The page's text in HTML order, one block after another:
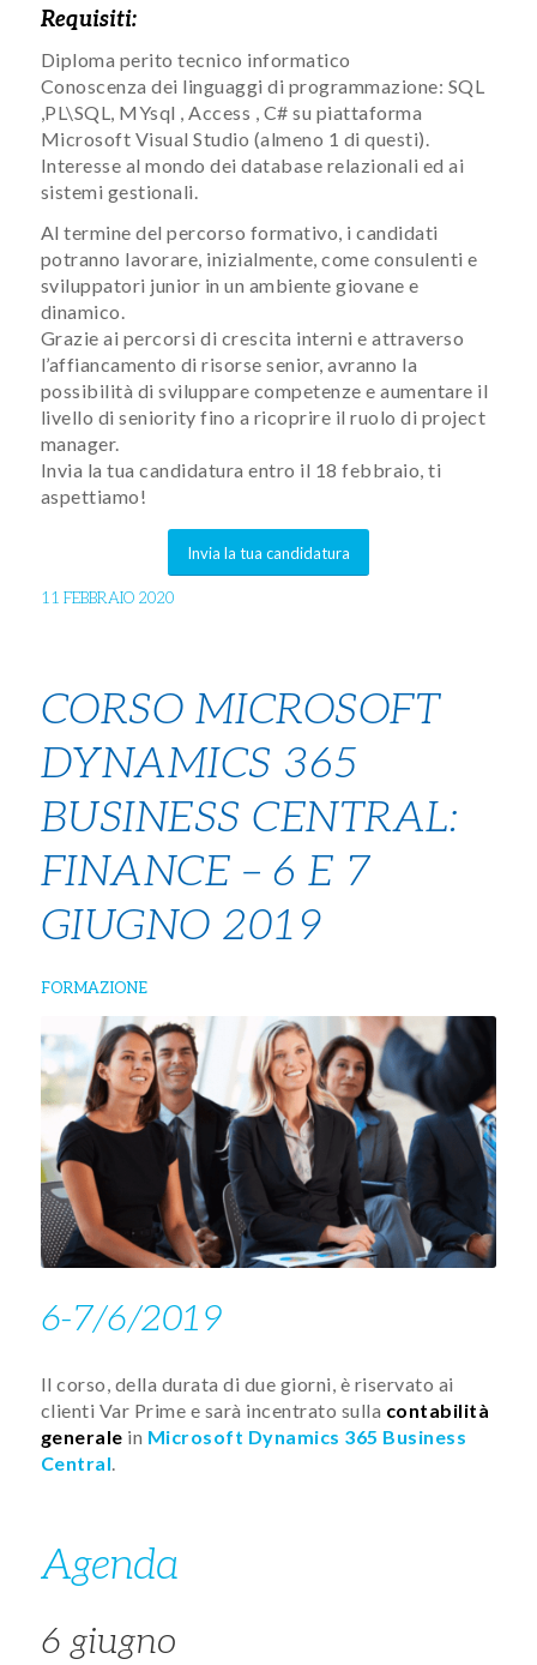
Requisiti:
Diploma perito tecnico informatico
Conoscenza dei linguaggi di programmazione: SQL
,PL\SQL, MYsql , Access , C# su piattaforma
Microsoft Visual Studio (almeno 1 di questi).​
Interesse al mondo dei database relazionali ed ai
sistemi gestionali.
Al termine del percorso formativo, i candidati
potranno lavorare, inizialmente, come consulenti e
sviluppatori junior in un ambiente giovane e
dinamico.
Grazie ai percorsi di crescita interni e attraverso
l’affiancamento di risorse senior, avranno la
possibilità di sviluppare competenze e aumentare il
livello di seniority fino a ricoprire il ruolo di project
manager.
Invia la tua candidatura entro il 18 febbraio, ti
aspettiamo!
Invia la tua candidatura
11 FEBBRAIO 2020
CORSO MICROSOFT
DYNAMICS 365
BUSINESS CENTRAL:
FINANCE – 6 E 7
GIUGNO 2019
FORMAZIONE
6-7/6/2019
Il corso, della dura​ta di due giorni, è riservato ai
clienti Var Prime e sarà incentrato sulla contabilità
generale in Microsoft Dynamics 365 Business
Central.​​​
Agenda​​​
6 giugno